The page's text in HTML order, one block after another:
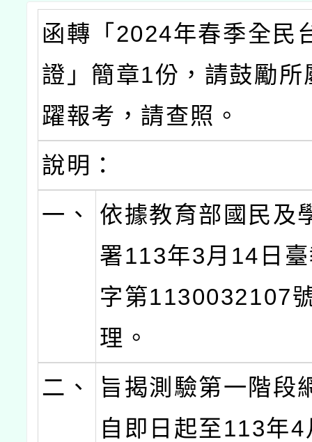
函轉「2024年春季全民
證」簡章1份，請鼓勵所
躍報考，請查照。
說明：
一、
依據教育部國民及
署113年3月14日
字第1130032107
理。
二、
旨揭測驗第一階段
自即日起至113年